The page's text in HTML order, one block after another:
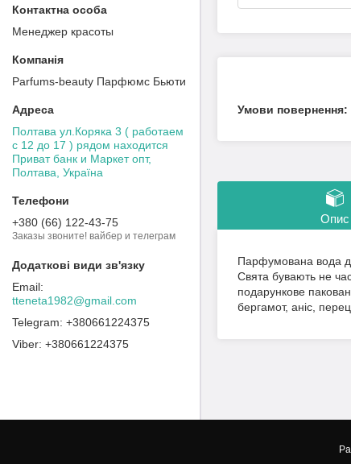
Опис
Парфумована вода
Свята бувають не
подарункове
бергамот, аніс,
Менеджер красоты
Parfums-beauty Парфюмс Бьюти
Полтава ул.Коряка 3 ( работаем
с 12 до 17 ) рядом находится
Приват банк и Маркет опт,
Полтава, Україна
+380 (66) 122-43-75
Заказы звоните! вайбер и телеграм
tteneta1982@gmail.com
+380661224375
+380661224375